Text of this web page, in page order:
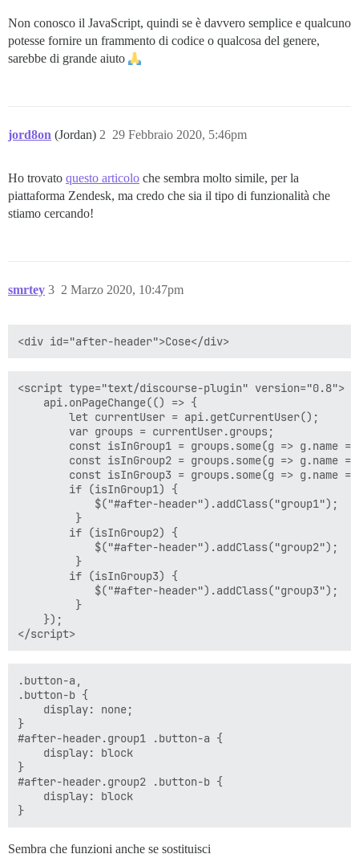
Non conosco il JavaScript, quindi se è davvero semplice e qualcuno
potesse fornire un frammento di codice o qualcosa del genere,
sarebbe di grande aiuto
jord8on (Jordan) 29 Febbraio 2020, 5:46pm
2
Ho trovato questo articolo che sembra molto simile, per la
piattaforma Zendesk, ma credo che sia il tipo di funzionalità che
stiamo cercando!
smrtey 2 Marzo 2020, 10:47pm
3
<script type="text/discourse-plugin" version="0.8">
    api.onPageChange(() => {
        let currentUser = api.getCurrentUser();
        var groups = currentUser.groups;
const isInGroup1 = groups.some(g => g.name
const isInGroup2 = groups.some(g => g.name
const isInGroup3 = groups.some(g => g.name
        if (isInGroup1) {
            $("#after-header").addClass("group1");
         }
        if (isInGroup2) {
            $("#after-header").addClass("group2");
         }
        if (isInGroup3) {
            $("#after-header").addClass("group3");
         }
    });
.button-a,
.button-b {
    display: none;
}
#after-header.group1 .button-a {
    display: block
}
#after-header.group2 .button-b {
    display: block
Sembra che funzioni anche se sostituisci